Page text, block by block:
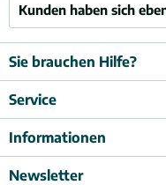
Kunden haben sich
Sie brauchen Hilfe?
Service
Informationen
Newsletter